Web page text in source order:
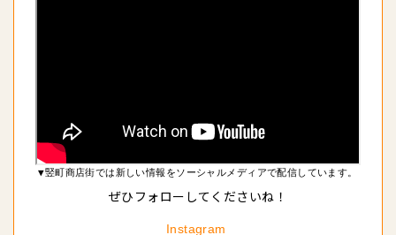
▼竪町商店街では新しい情報をソーシャルメディアで配信しています。
ぜひフォローしてくださいね！
Instagram